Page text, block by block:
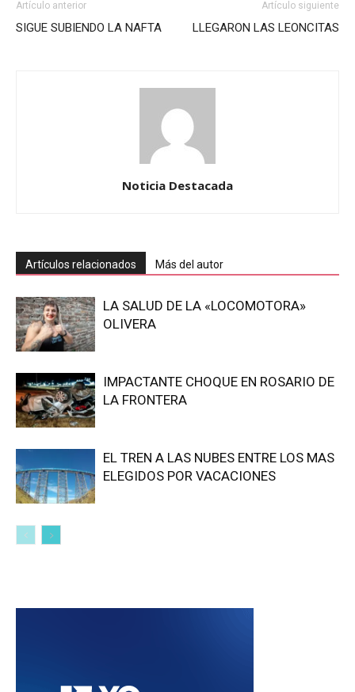
Artículo anterior
SIGUE SUBIENDO LA NAFTA
Artículo siguiente
LLEGARON LAS LEONCITAS
Noticia Destacada
Artículos relacionados Más del autor
LA SALUD DE LA «LOCOMOTORA»
OLIVERA
IMPACTANTE CHOQUE EN ROSARIO DE
LA FRONTERA
EL TREN A LAS NUBES ENTRE LOS MAS
ELEGIDOS POR VACACIONES